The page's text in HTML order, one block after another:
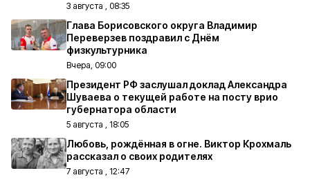
3 августа , 08:35
Глава Борисовского округа Владимир
Переверзев поздравил с Днём
физкультурника
Вчера, 09:00
Президент РФ заслушал доклад Александра
Шуваева о текущей работе на посту врио
губернатора области
5 августа , 18:05
Любовь, рождённая в огне. Виктор Крохмаль
рассказал о своих родителях
7 августа , 12:47